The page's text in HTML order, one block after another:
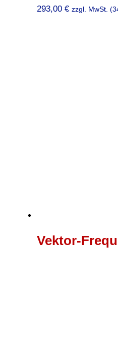
293,00 € zzgl. MwSt. (
Vektor-